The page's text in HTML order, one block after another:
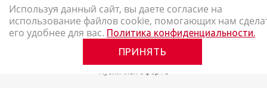
2026 © Наш Карандаш: интернет-магазин канцелярских товаров
Карта сайта
Используя данный сайт, вы даете согласие на
использование файлов cookie, помогающих нам
его удобнее для вас. Политика конфиденциальности.
ПРИНЯТЬ